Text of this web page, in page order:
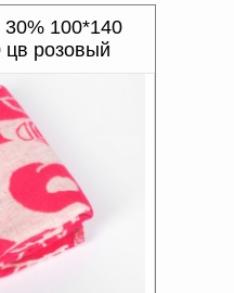
100*140
розовый